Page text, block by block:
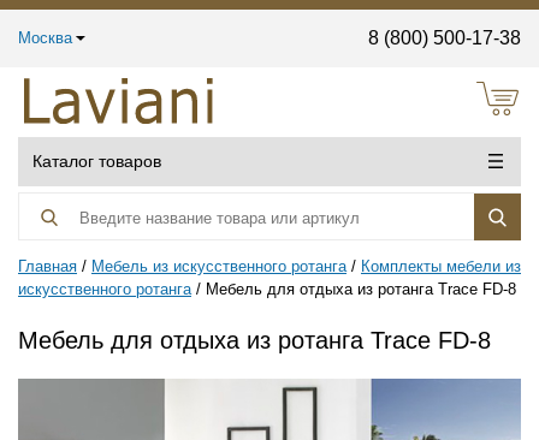
Москва 8 (800) 500-17-38
Каталог товаров
Главная Мебель из искусственного ротанга
Комплекты мебели из
искусственного ротанга
Мебель для отдыха из ротанга Trace FD-8
Мебель для отдыха из ротанга Trace FD-8